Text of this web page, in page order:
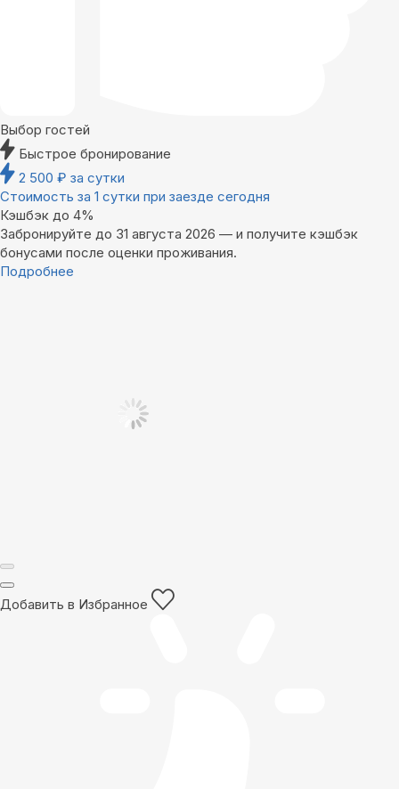
Выбор гостей
Быстрое бронирование
2 500 ₽ за сутки
Стоимость за 1 сутки при заезде сегодня
Кэшбэк до 4%
Забронируйте до 31 августа 2026 — и получите кэшбэк
бонусами после оценки проживания.
Подробнее
Добавить в Избранное